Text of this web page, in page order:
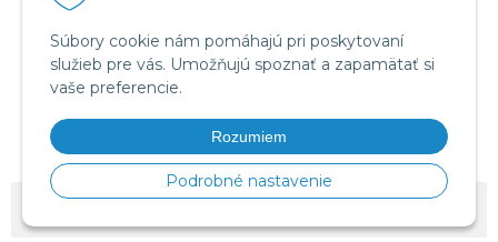
Súbory cookie nám pomáhajú pri poskytovaní
služieb pre vás. Umožňujú spoznať a zapamätať si
vaše preferencie.
Rozumiem
Podrobné nastavenie
Ochrana osobných údajov
Informácie o cookies
Formuláre